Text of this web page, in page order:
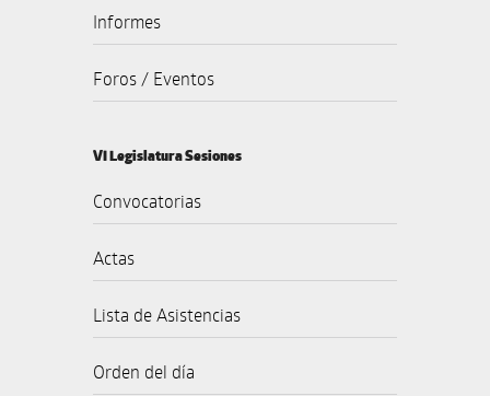
Informes
Foros / Eventos
VI Legislatura Sesiones
Convocatorias
Actas
Lista de Asistencias
Orden del día